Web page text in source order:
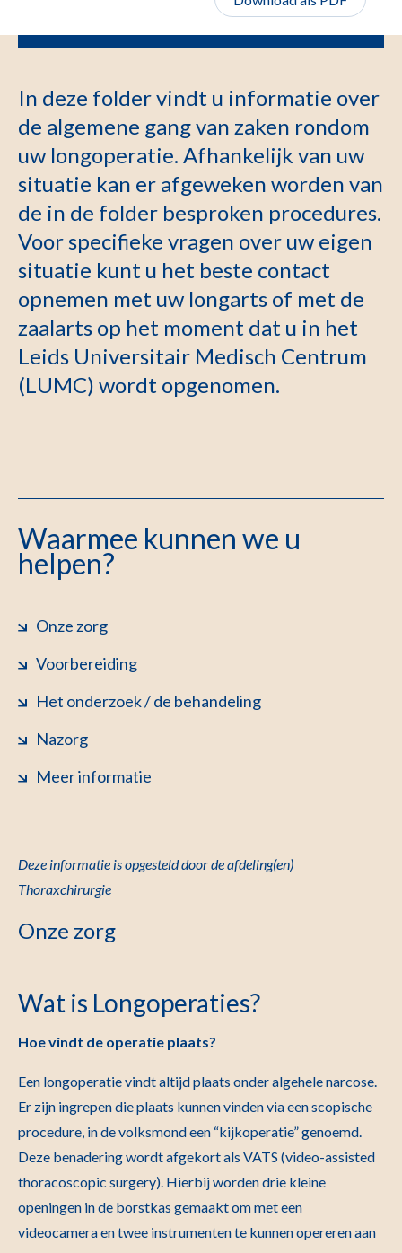
In deze folder vindt u informatie over
de algemene gang van zaken rondom
uw longoperatie. Afhankelijk van uw
situatie kan er afgeweken worden van
de in de folder besproken procedures.
Voor specifieke vragen over uw eigen
situatie kunt u het beste contact
opnemen met uw longarts of met de
zaalarts op het moment dat u in het
Leids Universitair Medisch Centrum
(LUMC) wordt opgenomen.
Waarmee kunnen we u
helpen?
Onze zorg
Voorbereiding
Het onderzoek / de behandeling
Nazorg
Meer informatie
Deze informatie is opgesteld door de afdeling(en)
Thoraxchirurgie
Onze zorg
Wat is Longoperaties?
Hoe vindt de operatie plaats?
Een longoperatie vindt altijd plaats onder algehele narcose.
Er zijn ingrepen die plaats kunnen vinden via een scopische
procedure, in de volksmond een “kijkoperatie” genoemd.
Deze benadering wordt afgekort als VATS (video-assisted
thoracoscopic surgery). Hierbij worden drie kleine
openingen in de borstkas gemaakt om met een
videocamera en twee instrumenten te kunnen opereren aan